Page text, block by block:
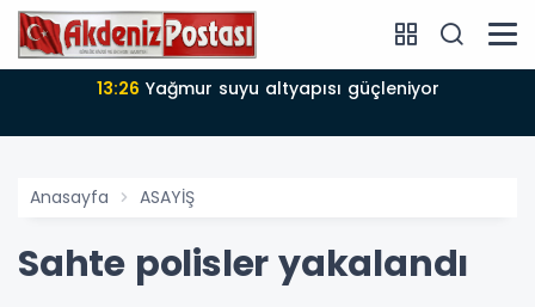
13:26 Yağmur suyu altyapısı güçleniyor
Anasayfa ASAYİŞ
Sahte polisler yakalandı